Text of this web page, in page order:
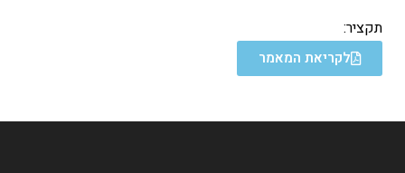
תקציר:
לקריאת המאמר